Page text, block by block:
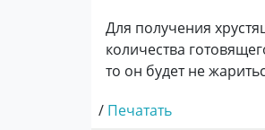
Для получения
количества
то он будет не
/ Печатать